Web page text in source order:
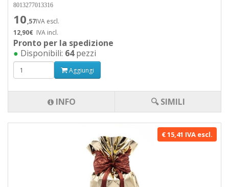
8013277013316
10,57IVA escl.
12,90€ IVA incl.
Pronto per la spedizione
● Disponibili: 64pezzi
Aggiungi
INFO 🔍 SIMILI
€ 15,41 IVA escl.